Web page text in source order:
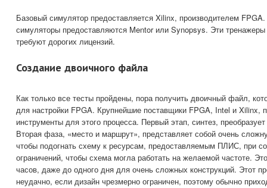
Базовый симулятор предоставляется Xilinx, производителем
симуляторы предоставляются Mentor или Synopsys. Эти
требуют дорогих лицензий.
Создание двоичного файла
Как только все тесты пройдены, пора получить двоичный файл,
для настройки FPGA. Крупнейшие поставщики FPGA, Intel и Xilinx,
инструменты для этого процесса. Первый этап, синтез,
Вторая фаза, «место и маршрут», представляет собой очень
чтобы подогнать схему к ресурсам, предоставляемым ПЛИС, при
ограничений, чтобы схема могла работать на желаемой частоте.
часов, даже до одного дня для очень сложных конструкций. Этот
неудачно, если дизайн чрезмерно ограничен, поэтому обычно